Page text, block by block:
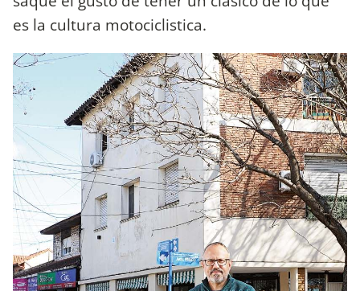
es la cultura motociclistica.